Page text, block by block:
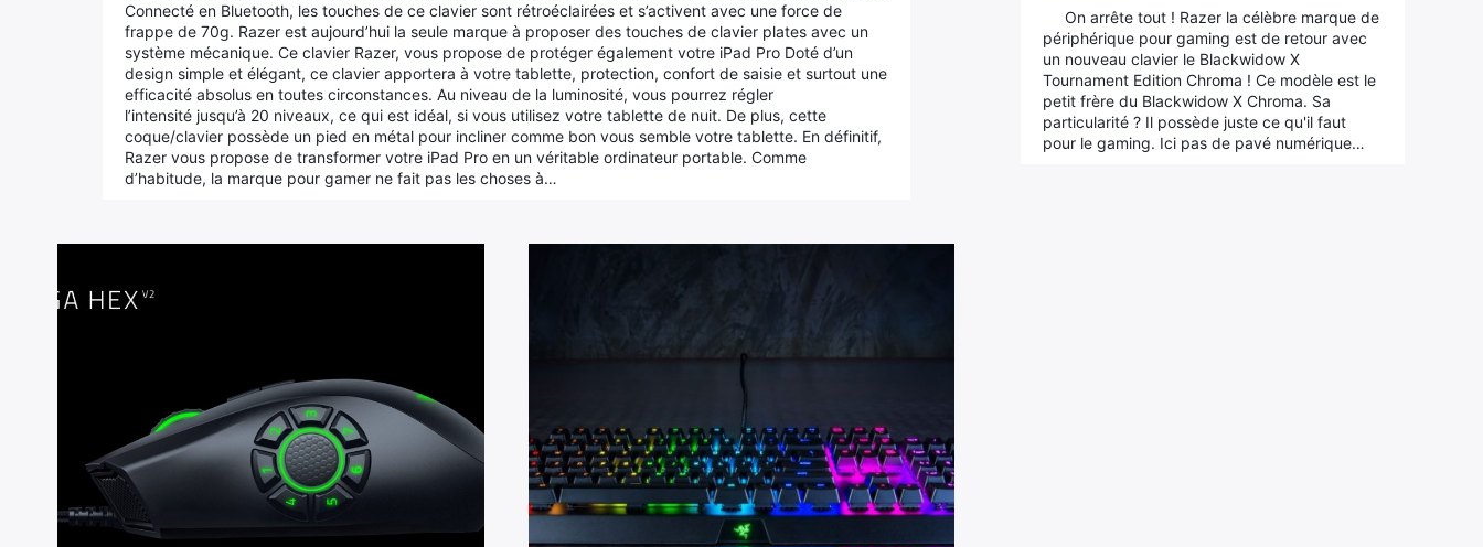
Connecté en Bluetooth, les touches de ce clavier sont rétroéclairées et s’activent avec une force de
frappe de 70g. Razer est aujourd’hui la seule marque à proposer des touches de clavier plates avec un
système mécanique. Ce clavier Razer, vous propose de protéger également votre iPad Pro Doté d’un
design simple et élégant, ce clavier apportera à votre tablette, protection, confort de saisie et surtout une
efficacité absolus en toutes circonstances. Au niveau de la luminosité, vous pourrez régler
l’intensité jusqu’à 20 niveaux, ce qui est idéal, si vous utilisez votre tablette de nuit. De plus, cette
coque/clavier possède un pied en métal pour incliner comme bon vous semble votre tablette. En définitif,
Razer vous propose de transformer votre iPad Pro en un véritable ordinateur portable. Comme
d’habitude, la marque pour gamer ne fait pas les choses à…
On arrête tout ! Razer la célèbre marque de
périphérique pour gaming est de retour avec
un nouveau clavier le Blackwidow X
Tournament Edition Chroma ! Ce modèle est le
petit frère du Blackwidow X Chroma. Sa
particularité ? Il possède juste ce qu'il faut
pour le gaming. Ici pas de pavé numérique…